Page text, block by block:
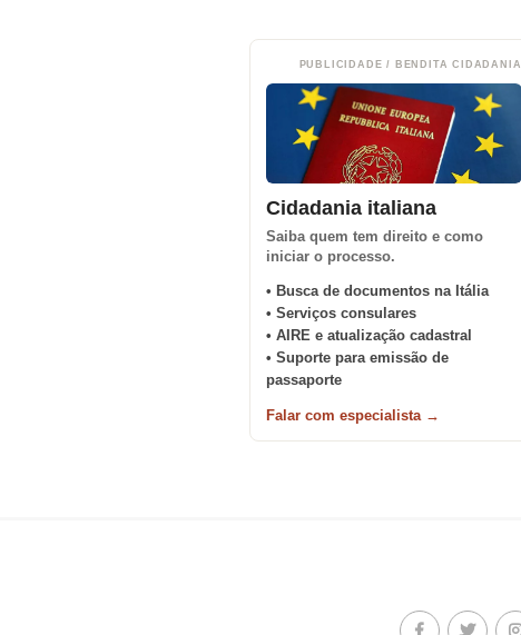
PUBLICIDADE / BENDITA CIDADANIA
Cidadania italiana
Saiba quem tem direito e como
iniciar o processo.
• Busca de documentos na Itália
• Serviços consulares
• AIRE e atualização cadastral
• Suporte para emissão de
passaporte
Falar com especialista →